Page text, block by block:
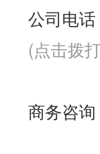
公司电
(点击拨
商务咨询